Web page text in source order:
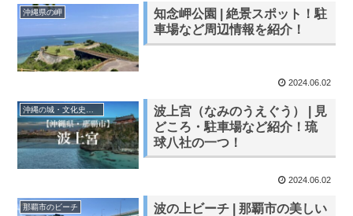
沖縄県の岬
知念岬公園 | 絶景スポット！駐
車場など周辺情報を紹介！
2024.06.02
波上宮（なみのうえぐう） | 見
どころ・駐車場など紹介！琉
球八社の一つ！
2024.06.02
那覇市のビーチ
波の上ビーチ | 那覇市の美しい